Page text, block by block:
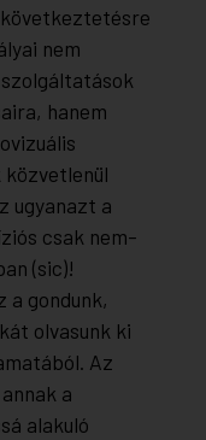
nem
hanem
ugyanazt a
csak nem-
(sic)!
a gondunk,
olvasunk ki
Az
a
alakuló